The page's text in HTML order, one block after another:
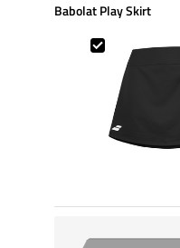
Babolat Play Skirt
Babolat Play Skirt